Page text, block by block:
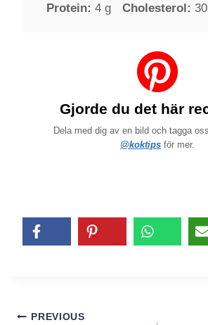
Protein: 4 g Cholesterol:
Gjorde du det här
Dela med dig av en bild och tagga
@koktips för mer.
Inläggsnavigering
PREVIOUS